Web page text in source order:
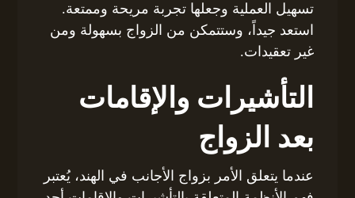
تسهيل العملية وجعلها تجربة مريحة وممتعة.
استعد جيداً، وستتمكن من الزواج بسهولة ومن
غير تعقيدات.
التأشيرات والإقامات
بعد الزواج
عندما يتعلق الأمر بزواج الأجانب في الهند، يُعتبر